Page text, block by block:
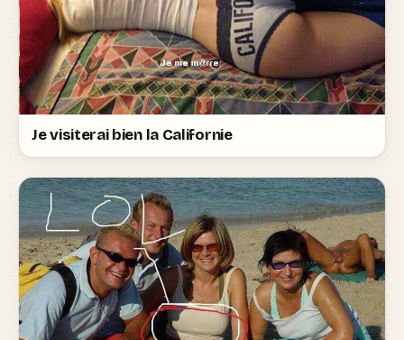
Je visiterai bien la Californie